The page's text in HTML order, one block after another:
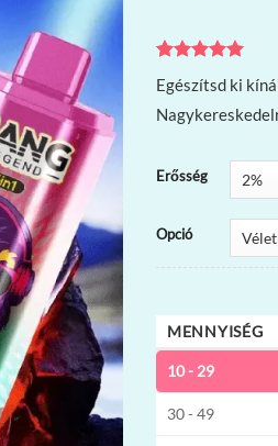
az 5-ből,
értékelés
alapján
Egészítsd ki
Erősség
Opció
MENNYISÉG
10 - 29
30 - 49